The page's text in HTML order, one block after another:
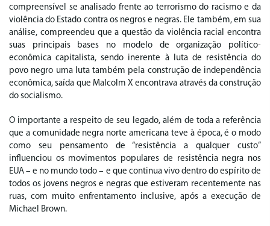
compreensível se analisado frente ao terrorismo do racismo e da
violência do Estado contra os negros e negras. Ele também, em sua
análise, compreendeu que a questão da violência racial encontra
suas principais bases no modelo de organização político-
econômica capitalista, sendo inerente à luta de resistência do
povo negro uma luta também pela construção de independência
econômica, saída que Malcolm X encontrava através da construção
do socialismo.
O importante a respeito de seu legado, além de toda a referência
que a comunidade negra norte americana teve à época, é o modo
como seu pensamento de “resistência a qualquer custo”
influenciou os movimentos populares de resistência negra nos
EUA – e no mundo todo – e que continua vivo dentro do espírito de
todos os jovens negros e negras que estiveram recentemente nas
ruas, com muito enfrentamento inclusive, após a execução de
Michael Brown.